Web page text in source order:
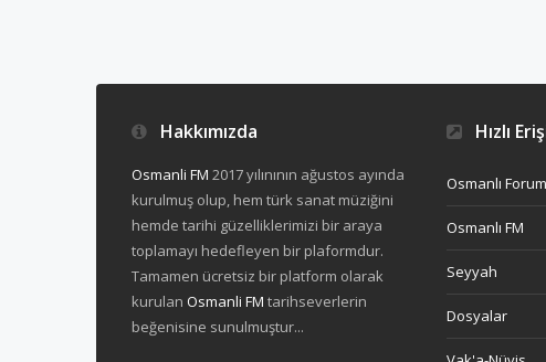
Hakkımızda
Osmanli FM 2017 yılınının ağustos ayında
kurulmuş olup, hem türk sanat müziğini
hemde tarihi güzelliklerimizi bir araya
toplamayı hedefleyen bir plaformdur.
Tamamen ücretsiz bir platform olarak
kurulan Osmanli FM tarihseverlerin
beğenisine sunulmuştur...
Hızlı
Osmanlı Forum
Osmanlı FM
Seyyah
Dosyalar